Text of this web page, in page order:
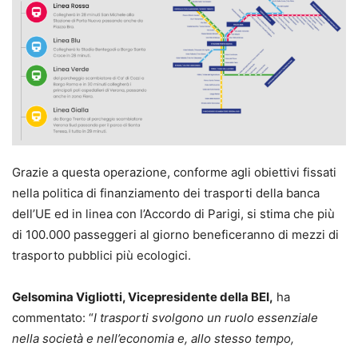
Grazie a questa operazione, conforme agli obiettivi fissati
nella politica di finanziamento dei trasporti della banca
dell’UE ed in linea con l’Accordo di Parigi, si stima che più
di 100.000 passeggeri al giorno beneficeranno di mezzi di
trasporto pubblici più ecologici.
Gelsomina Vigliotti, Vicepresidente della BEI, ha
commentato: “I trasporti svolgono un ruolo essenziale
nella società e nell’economia e, allo stesso tempo,